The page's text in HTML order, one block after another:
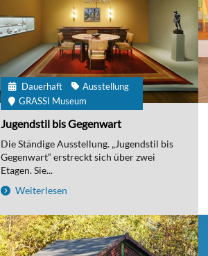
Dauerhaft
Ausstellung
GRASSI Museum
Jugendstil bis Gegenwart
Die Ständige Ausstellung. „Jugendstil bis
Gegenwart“ erstreckt sich über zwei
Etagen. Sie...
Weiterlesen